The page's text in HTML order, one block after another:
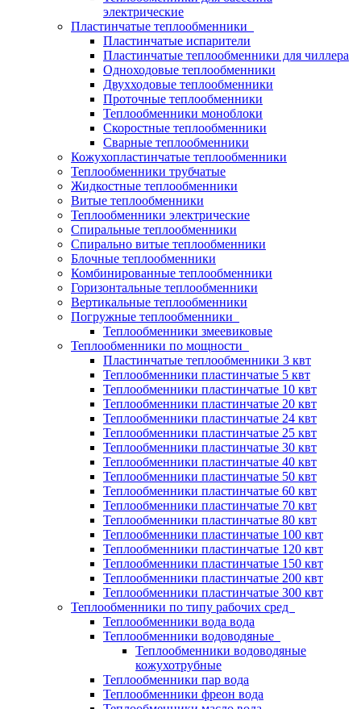
электрические
Пластинчатые теплообменники
Пластинчатые испарители
Пластинчатые теплообменники для чиллера
Одноходовые теплообменники
Двухходовые теплообменники
Проточные теплообменники
Теплообменники моноблоки
Скоростные теплообменники
Сварные теплообменники
Кожухопластинчатые теплообменники
Теплообменники трубчатые
Жидкостные теплообменники
Витые теплообменники
Теплообменники электрические
Спиральные теплообменники
Спирально витые теплообменники
Блочные теплообменники
Комбинированные теплообменники
Горизонтальные теплообменники
Вертикальные теплообменники
Погружные теплообменники
Теплообменники змеевиковые
Теплообменники по мощности
Пластинчатые теплообменники 3 квт
Теплообменники пластинчатые 5 квт
Теплообменники пластинчатые 10 квт
Теплообменники пластинчатые 20 квт
Теплообменники пластинчатые 24 квт
Теплообменники пластинчатые 25 квт
Теплообменники пластинчатые 30 квт
Теплообменники пластинчатые 40 квт
Теплообменники пластинчатые 50 квт
Теплообменники пластинчатые 60 квт
Теплообменники пластинчатые 70 квт
Теплообменники пластинчатые 80 квт
Теплообменники пластинчатые 100 квт
Теплообменники пластинчатые 120 квт
Теплообменники пластинчатые 150 квт
Теплообменники пластинчатые 200 квт
Теплообменники пластинчатые 300 квт
Теплообменники по типу рабочих сред
Теплообменники вода вода
Теплообменники водоводяные
Теплообменники водоводяные
кожухотрубные
Теплообменники пар вода
Теплообменники фреон вода